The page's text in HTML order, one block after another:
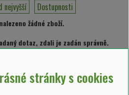
nejvyšší Dostupnosti
žádné zboží.
dotaz, zdali je zadán správně.
slova.
stránky s cookies